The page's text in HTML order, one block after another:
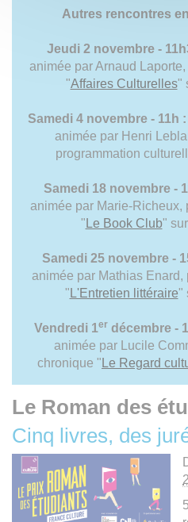
Autres rencontres
Jeudi 2 novembre -
animée par Arnaud
"Affaires Culturelles"
Samedi 4 novembre - 11h
animée par Henri
programmation
Samedi 18 novembre -
animée par Marie-Richeux,
" Le Book Club"
Samedi 25 novembre -
animée par Mathias
" L'Entretien littéraire"
Vendredi 1er décembre -
animée par Lucile
chronique " Le Regard
Le Roman des
Cinq livres, des